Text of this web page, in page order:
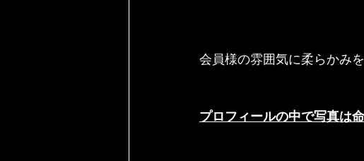
会員様の雰囲気に柔らかみ
プロフィールの中で写真は